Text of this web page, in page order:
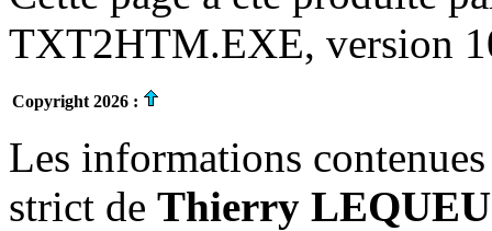
TXT2HTM.EXE, version
Copyright 2026 :
Les informations
strict de Thierry LEQUEU